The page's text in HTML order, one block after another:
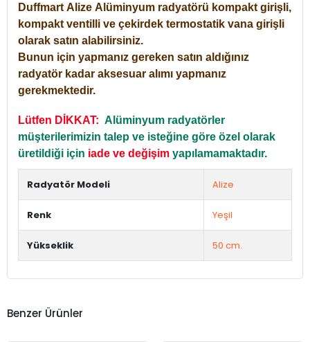
Duffmart Alize Alüminyum radyatörü kompakt girişli,
kompakt ventilli ve çekirdek termostatik vana girişli
olarak satın alabilirsiniz.
Bunun için yapmanız gereken satın aldığınız
radyatör kadar aksesuar alımı yapmanız
gerekmektedir.
Lütfen DİKKAT: Alüminyum radyatörler
müşterilerimizin talep ve isteğine göre özel olarak
üretildiği için iade ve değişim yapılamamaktadır.
Radyatör Modeli Alize
Renk Yeşil
Yükseklik 50 cm.
Benzer Ürünler